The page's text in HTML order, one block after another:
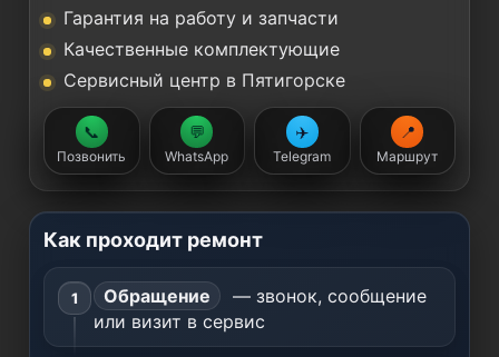
Гарантия на работу и запчасти
Качественные комплектующие
Сервисный центр в Пятигорске
📞
Позвонить
💬
WhatsApp
✈️
Telegram
📍
Маршрут
Как проходит ремонт
Обращение
— звонок, сообщение
или визит в сервис